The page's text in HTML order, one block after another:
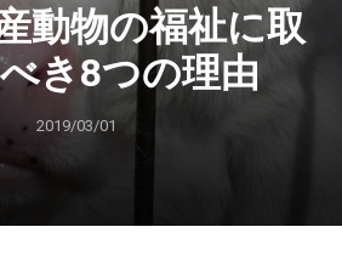
動物の福祉に取
き8つの理由
2019/03/01